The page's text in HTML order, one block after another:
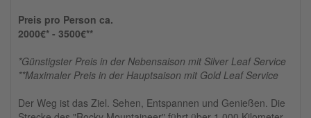
Preis pro Person ca.
2000€* - 3500€**
*Günstigster Preis in der Nebensaison mit Silver Leaf Service
**Maximaler Preis in der Hauptsaison mit Gold Leaf Service
Der Weg ist das Ziel. Sehen, Entspannen und Genießen. Die